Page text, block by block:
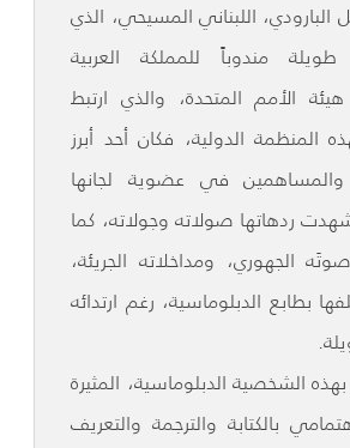
اللبناني المسيحي، الذي
مندوباً للمملكة العربية
الأمم المتحدة، والذي ارتبط
المنظمة الدولية، فكان أحد أبرز
والمساهمين في عضوية لجانها
ردهاتها صولاته وجولاته، كما
الجهوري، ومداخلاته الجريئة،
بطابع الدبلوماسية، رغم ارتدائه
الشخصية الدبلوماسية، المثيرة
بالكتابة والترجمة والتعريف